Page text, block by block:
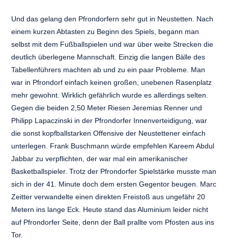
Und das gelang den Pfrondorfern sehr gut in Neustetten. Nach
einem kurzen Abtasten zu Beginn des Spiels, begann man
selbst mit dem Fußballspielen und war über weite Strecken die
deutlich überlegene Mannschaft. Einzig die langen Bälle des
Tabellenführers machten ab und zu ein paar Probleme. Man
war in Pfrondorf einfach keinen großen, unebenen Rasenplatz
mehr gewohnt. Wirklich gefährlich wurde es allerdings selten.
Gegen die beiden 2,50 Meter Riesen Jeremias Renner und
Philipp Lapaczinski in der Pfrondorfer Innenverteidigung, war
die sonst kopfballstarken Offensive der Neustettener einfach
unterlegen. Frank Buschmann würde empfehlen Kareem Abdul
Jabbar zu verpflichten, der war mal ein amerikanischer
Basketballspieler. Trotz der Pfrondorfer Spielstärke musste man
sich in der 41. Minute doch dem ersten Gegentor beugen. Marc
Zeitter verwandelte einen direkten Freistoß aus ungefähr 20
Metern ins lange Eck. Heute stand das Aluminium leider nicht
auf Pfrondorfer Seite, denn der Ball prallte vom Pfosten aus ins
Tor.